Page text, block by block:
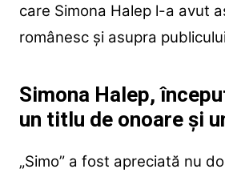
care Simona Halep l-a avut
românesc și asupra
Simona Halep,
un titlu de onoare și
„Simo” a fost apreciată nu